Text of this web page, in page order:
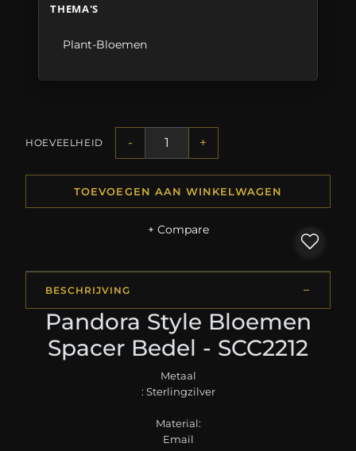
THEMA'S
Plant-Bloemen
HOEVEELHEID - +
TOEVOEGEN AAN WINKELWAGEN
+ Compare
BESCHRIJVING
Pandora Style Bloemen
Spacer Bedel - SCC2212
Metaal
: Sterlingzilver
Material:
Email